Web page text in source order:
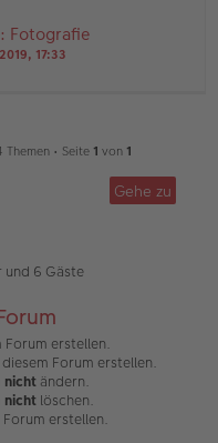
Fotografie
17:33
Themen • Seite 1 von 1
Gehe zu
6 Gäste
Forum erstellen.
Forum erstellen.
nicht ändern.
nicht löschen.
erstellen.